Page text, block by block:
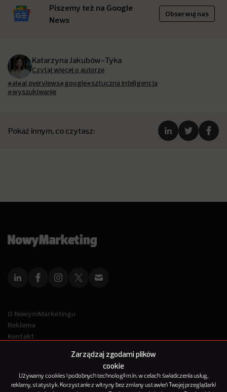
Zarządzaj zgodami plików
cookie
Używamy cookies i podobnych technologii m.in. w celach: świadczenia usług,
reklamy, statystyk. Korzystanie z witryny bez zmiany ustawień Twojej przeglądarki
Piszemy też na Google
News
Obserwuj nas
Katarzyna Jakubów-Tyka
Czytaj więcej o autorze
#ai#ai overviews#google#sztuczna inteligencja
#wyszukiwanie
Pokaż innym, co czytasz:
O NowymMarketingu
Reklama
Kontakt